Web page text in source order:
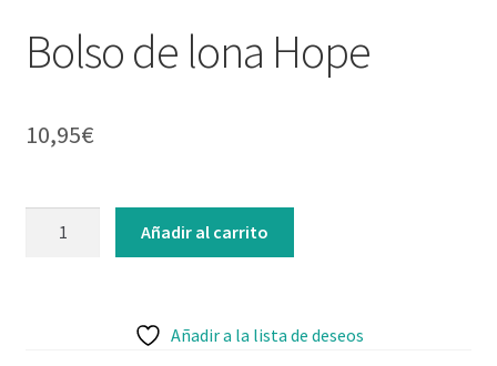
Ofertas
Lista de deseos
Mi cuenta
Bolso de lona Hope
10,95€
Añadir al carrito
Añadir a la lista de deseos